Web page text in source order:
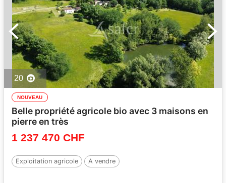
20
NOUVEAU
Belle propriété agricole bio avec 3 maisons en
pierre en très
1 237 470 CHF
Exploitation agricole A vendre